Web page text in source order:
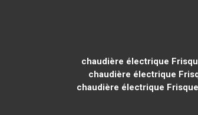
chaudière électrique
chaudière électrique
chaudière électrique